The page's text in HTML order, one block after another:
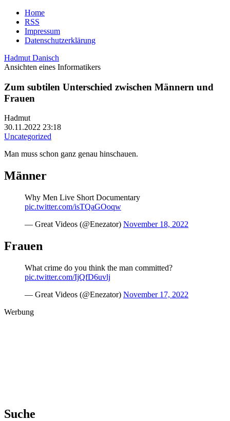
Home
RSS
Impressum
Datenschutzerklärung
Hadmut Danisch
Ansichten eines Informatikers
Zum subtilen Unterschied zwischen Männern und
Frauen
Hadmut
30.11.2022 23:18
Uncategorized
Man muss schon ganz genau hinschauen.
Männer
Why Men Live Short Documentary
pic.twitter.com/isTQaGOoqw
— Great Videos (@Enezator) November 18, 2022
Frauen
What crime do you think the man committed?
pic.twitter.com/IjQfD6uvlj
— Great Videos (@Enezator) November 17, 2022
Werbung
Suche